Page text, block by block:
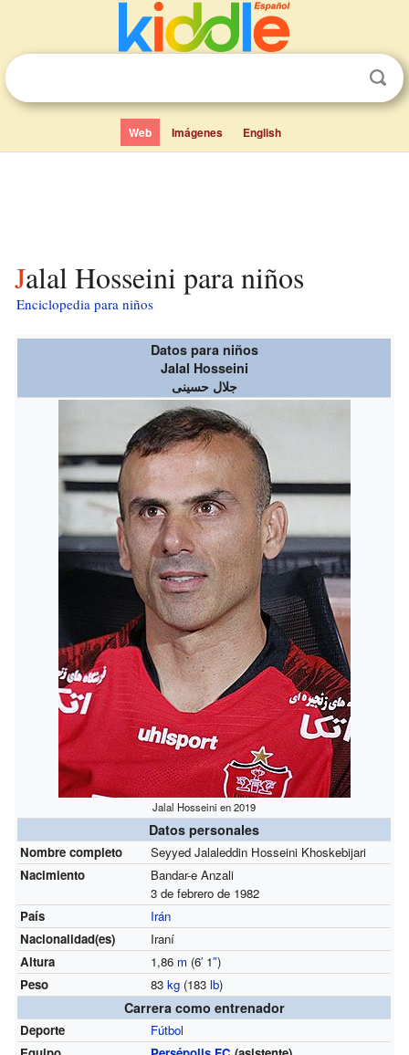
Web Imágenes English
Jalal Hosseini para niños
Enciclopedia para niños
Datos para niños
Jalal Hosseini
جلال حسینی
Jalal Hosseini en 2019
Datos personales
Nombre completo
Seyyed Jalaleddin Hosseini Khoskebijari
Nacimiento
Bandar-e Anzali
3 de febrero de 1982
País
Irán
Nacionalidad(es)
Iraní
Altura
1,86 m (6′1″)
Peso
83 kg(183 lb)
Carrera como entrenador
Deporte
Fútbol